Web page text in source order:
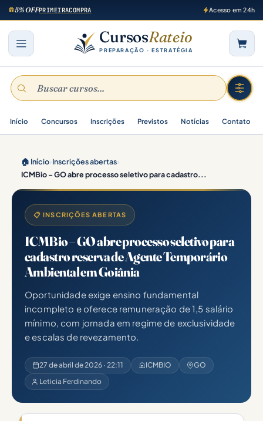
5% OFFPRIMEIRACOMPRA Acesso em 24h
CursosRateio
PREPARAÇÃO · ESTRATÉGIA
Início Concursos Inscrições Previstos Notícias Contato
🏠 Início›Inscrições abertas›
ICMBio – GO abre processo seletivo para cadastro...
📋 INSCRIÇÕES ABERTAS
ICMBio – GO abre processo seletivo para
cadastro reserva de Agente Temporário
Ambiental em Goiânia
Oportunidade exige ensino fundamental
incompleto e oferece remuneração de 1,5 salário
mínimo, com jornada em regime de exclusividade
e escalas de revezamento.
27 de abril de 2026 · 22:11 ICMBIO
GO
Leticia Ferdinando